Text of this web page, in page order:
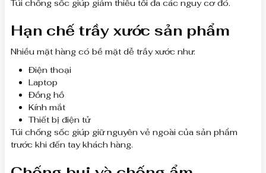
Túi chống sốc giúp giảm thiểu tối đa các nguy cơ đó.
Hạn chế trầy xước sản phẩm
Nhiều mặt hàng có bề mặt dễ trầy xước như:
Điện thoại
Laptop
Đồng hồ
Kính mắt
Thiết bị điện tử
Túi chống sốc giúp giữ nguyên vẻ ngoài của sản phẩm
trước khi đến tay khách hàng.